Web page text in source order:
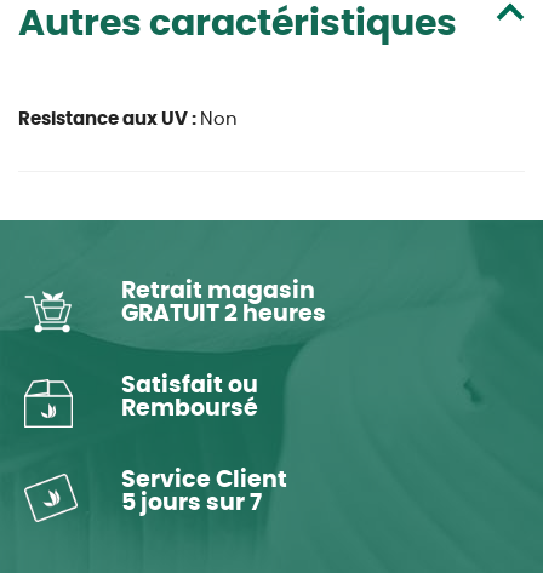
Autres caractéristiques
Resistance aux UV : Non
Retrait magasin
GRATUIT 2 heures
Satisfait ou
Remboursé
Service Client
5 jours sur 7